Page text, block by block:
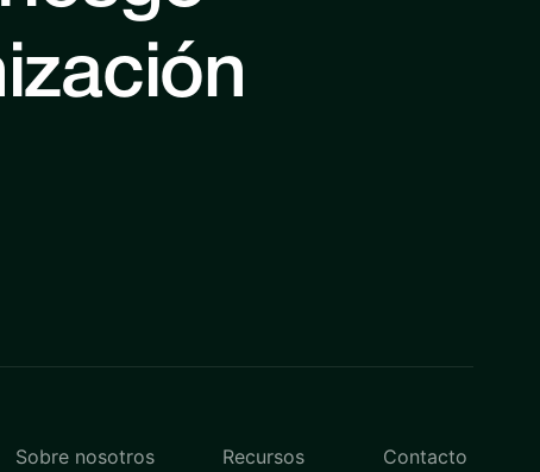
Sobre nosotros
Recursos
Contacto